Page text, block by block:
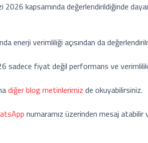
kapsamında değerlendirildiğinde
enerji verimliliği açısından da
sadece fiyat değil performans ve verimlilik
diğer blog metinlerimiz de okuyabilirsiniz.
numaramız üzerinden mesaj atabilir